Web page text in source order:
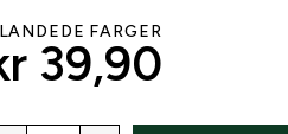
FARGER
39,90